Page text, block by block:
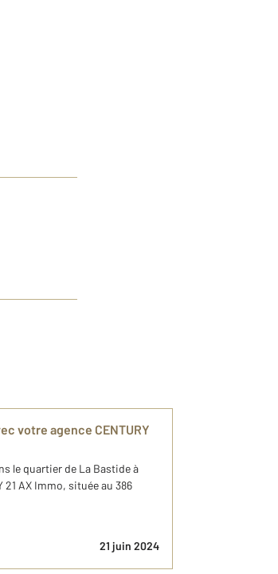
votre agence CENTURY
le quartier de La Bastide à
21 AX Immo, située au 386
21 juin 2024